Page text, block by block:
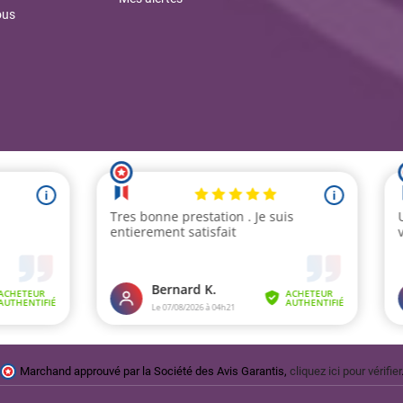
Marchand approuvé par la Société des Avis Garantis, cliquez ici pour vérifier.